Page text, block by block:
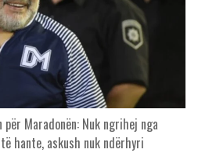
Maradonën: Nuk ngrihej nga
hante, askush nuk ndërhyri